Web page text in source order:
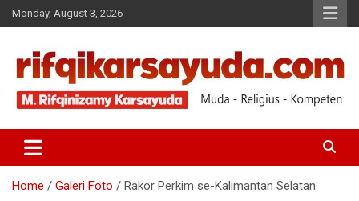
Monday, August 3, 2026
RIFQI KARSAYUDA
Home Galeri Foto Rakor Perkim se-Kalimantan Selatan